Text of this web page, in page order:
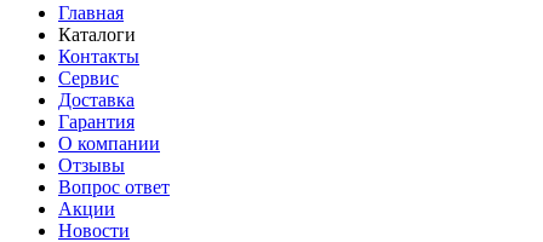
Главная
Каталоги
Контакты
Сервис
Доставка
Гарантия
О компании
Отзывы
Вопрос ответ
Акции
Новости